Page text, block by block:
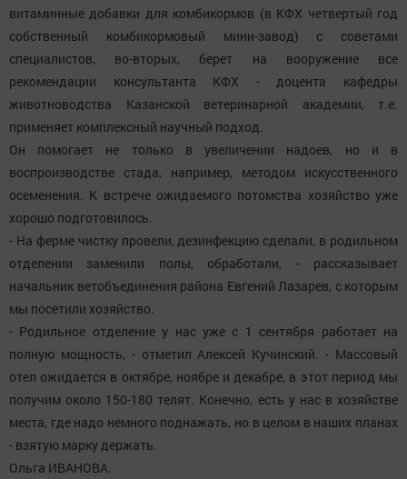
витаминные добавки для комбикормов (в КФХ четвертый год
собственный комбикормовый мини-завод) с советами
специалистов, во-вторых, берет на вооружение все
рекомендации консультанта КФХ - доцента кафедры
животноводства Казанской ветеринарной академии, т.е.
применяет комплексный научный подход.
Он помогает не только в увеличении надоев, но и в
воспроизводстве стада, например, методом искусственного
осеменения. К встрече ожидаемого потомства хозяйство уже
хорошо подготовилось.
- На ферме чистку провели, дезинфекцию сделали, в родильном
отделении заменили полы, обработали, - рассказывает
начальник ветобъединения района Евгений Лазарев, с которым
мы посетили хозяйство.
- Родильное отделение у нас уже с 1 сентября работает на
полную мощность, - отметил Алексей Кучинский. - Массовый
отел ожидается в октябре, ноябре и декабре, в этот период мы
получим около 150-180 телят. Конечно, есть у нас в хозяйстве
места, где надо немного поднажать, но в целом в наших планах
- взятую марку держать.
Ольга ИВАНОВА.